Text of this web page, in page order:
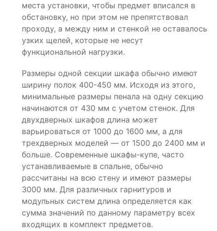
места установки, чтобы предмет вписался в
обстановку, но при этом не препятствовал
проходу, а между ним и стенкой не оставалось
узких щелей, которые не несут
функциональной нагрузки.
Размеры одной секции шкафа обычно имеют
ширину полок 400-450 мм. Исходя из этого,
минимальные размеры пенала на одну секцию
начинаются от 430 мм с учетом стенок. Для
двухдверных шкафов длина может
варьироваться от 1000 до 1600 мм, а для
трехдверных моделей — от 1500 до 2400 мм и
больше. Современные шкафы-купе, часто
устанавливаемые в спальне, обычно
рассчитаны на всю стену и имеют размеры
3000 мм. Для различных гарнитуров и
модульных систем длина определяется как
сумма значений по данному параметру всех
входящих в комплект предметов.